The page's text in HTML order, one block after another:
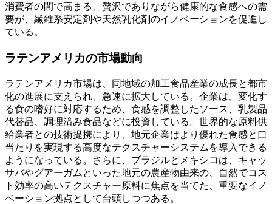
消費者の間で高まる、贅沢でありながら健康的な食感への需
要が、繊維系安定剤や天然乳化剤のイノベーションを促進し
ている。
ラテンアメリカの市場動向
ラテンアメリカ市場は、同地域の加工食品産業の成長と都市
化の進展に支えられ、急速に拡大している。企業は、変化す
る食の嗜好に対応するため、食感を調整したソース、乳製品
代替品、調理済み食品などに投資している。世界的な原料供
給業者との技術提携により、地元企業はより優れた食感と口
当たりを実現する高度なテクスチャーシステムを導入できる
ようになっている。さらに、ブラジルとメキシコは、キャッ
サバやグアーガムといった地元の農産物由来の、自然でコス
ト効率の高いテクスチャー原料に焦点を当てた、重要なイノ
ベーション拠点として台頭しつつある。